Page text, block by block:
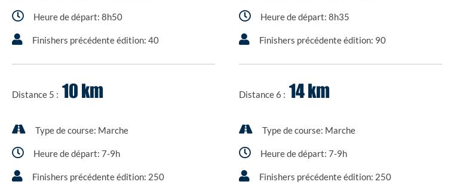
Heure de départ: 8h50
Finishers précédente édition: 40
Heure de départ: 8h35
Finishers précédente édition: 90
Distance 5 : 10 km
Type de course: Marche
Heure de départ: 7-9h
Finishers précédente édition: 250
Distance 6 : 14 km
Type de course: Marche
Heure de départ: 7-9h
Finishers précédente édition: 250